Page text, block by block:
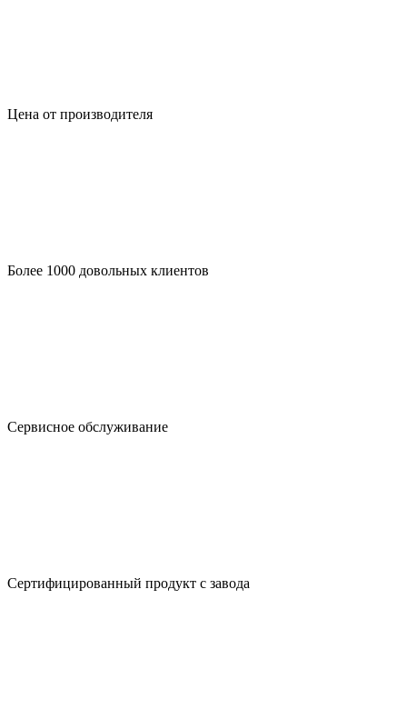
Цена от производителя
Более 1000 довольных клиентов
Сервисное обслуживание
Сертифицированный продукт с завода